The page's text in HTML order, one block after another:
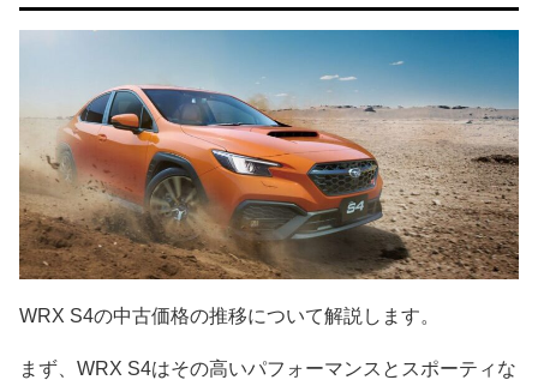
WRX S4の中古価格の推移について解説します。
まず、WRX S4はその高いパフォーマンスとスポーティな